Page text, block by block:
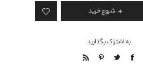
شروع خرید
به اشتراک بگذارید